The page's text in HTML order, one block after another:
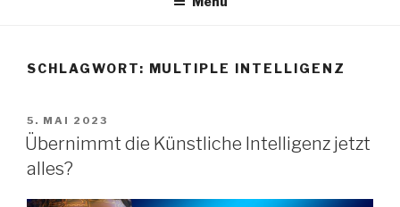
SCHLAGWORT: MULTIPLE INTELLIGENZ
VERÖFFENTLICHT
AM
5. MAI 2023
Übernimmt die Künstliche Intelligenz jetzt
alles?